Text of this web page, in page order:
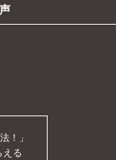
！」
る